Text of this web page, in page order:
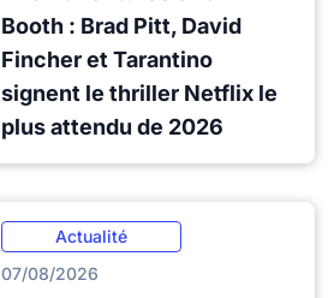
Booth : Brad Pitt, David
Fincher et Tarantino
signent le thriller Netflix le
plus attendu de 2026
Actualité
07/08/2026